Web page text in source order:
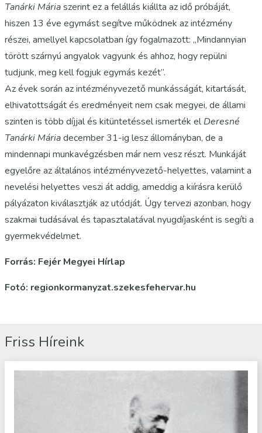
Tanárki Máriaszerint ez a felállás kiállta az idő próbáját,
hiszen 13 éve egymást segítve működnek az intézmény
részei, amellyel kapcsolatban így fogalmazott: „Mindannyian
törött szárnyú angyalok vagyunk és ahhoz, hogy repülni
tudjunk, meg kell fogjuk egymás kezét”.
Az évek során az intézményvezető munkásságát, kitartását,
elhivatottságát és eredményeit nem csak megyei, de állami
szinten is több díjjal és kitüntetéssel ismerték elDeresné
Tanárki Máriadecember 31-ig lesz állományban, de a
mindennapi munkavégzésben már nem vesz részt. Munkáját
egyelőre az általános intézményvezető-helyettes, valamint a
nevelési helyettes veszi át addig, ameddig a kiírásra kerülő
pályázaton kiválasztják az utódját. Úgy tervezi azonban, hogy
szakmai tudásával és tapasztalatával nyugdíjasként is segíti a
gyermekvédelmet.
Forrás: Fejér Megyei Hírlap
Fotó: regionkormanyzat.szekesfehervar.hu
Friss Híreink